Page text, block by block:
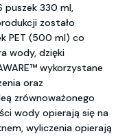
puszek 330 ml,
zostało
PET (500 ml) co
wody, dzięki
wykorzystane
oraz
zrównoważonego
wody opierają się na
wyliczenia opierają